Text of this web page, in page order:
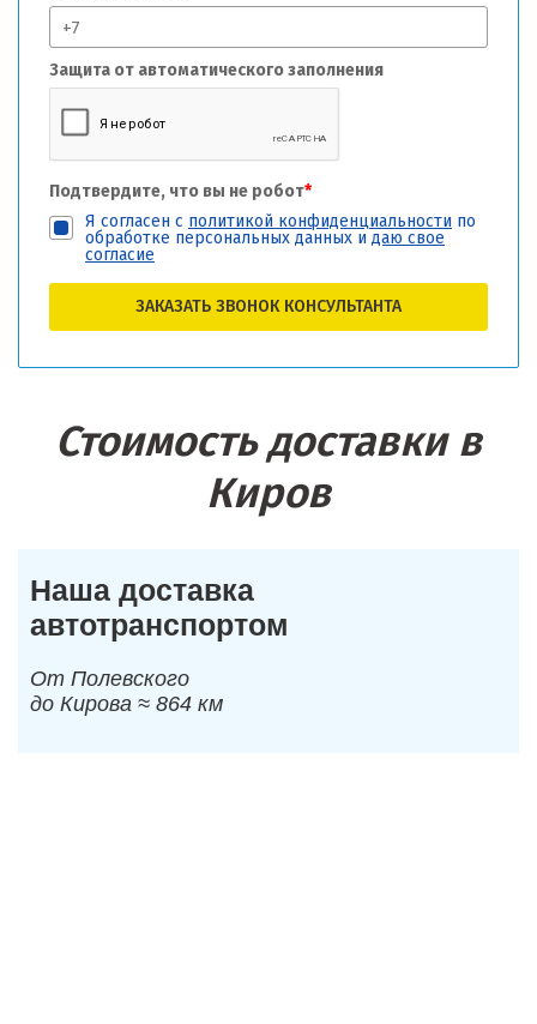
Защита от автоматического заполнения
Подтвердите, что вы не робот*
Я согласен с политикой конфиденциальности по
обработке персональных данных и даю свое
согласие
ЗАКАЗАТЬ ЗВОНОК КОНСУЛЬТАНТА
Стоимость доставки в
Киров
Наша доставка
автотранспортом
От Полевского
до Кирова ≈ 864 км